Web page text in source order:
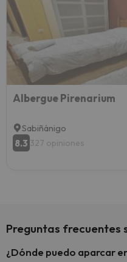
Albergue Pirenarium
Sabiñánigo
8.3 327 opiniones
Preguntas frecuentes
¿Dónde puedo aparcar